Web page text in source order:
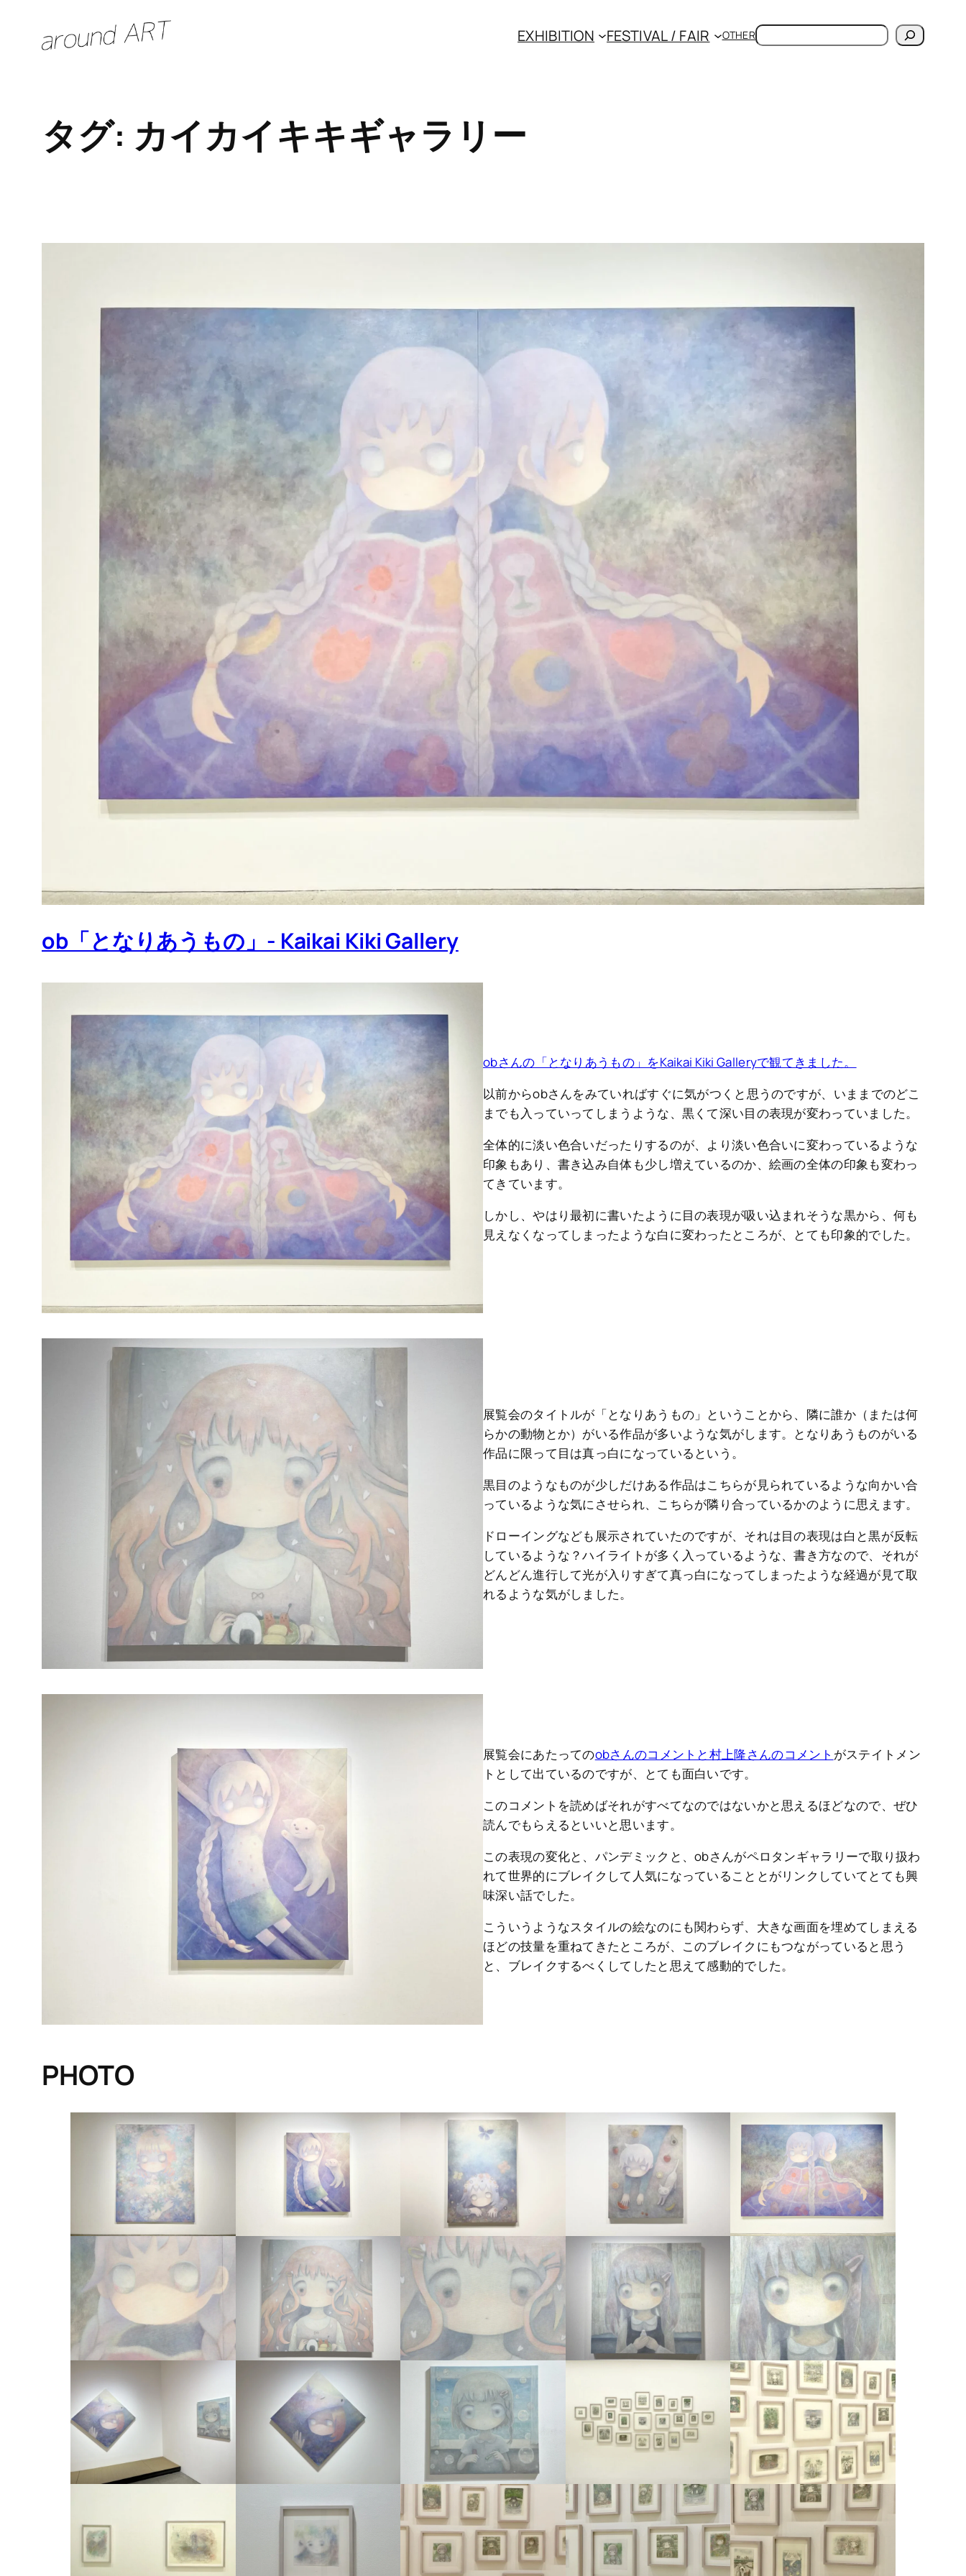
EXHIBITION FESTIVAL / FAIR OTHER検
タグ: カイカイキキギャラリー
ob「となりあうもの」- Kaikai Kiki Gallery
obさんの「となりあうもの」をKaikai Kiki Galleryで観てきました。
以前からobさんをみていればすぐに気がつくと思うのですが、いままでのどこ
までも入っていってしまうような、黒くて深い目の表現が変わっていました。
全体的に淡い色合いだったりするのが、より淡い色合いに変わっているような
印象もあり、書き込み自体も少し増えているのか、絵画の全体の印象も変わっ
てきています。
しかし、やはり最初に書いたように目の表現が吸い込まれそうな黒から、何も
見えなくなってしまったような白に変わったところが、とても印象的でした。
展覧会のタイトルが「となりあうもの」ということから、隣に誰か（または何
らかの動物とか）がいる作品が多いような気がします。となりあうものがいる
作品に限って目は真っ白になっているという。
黒目のようなものが少しだけある作品はこちらが見られているような向かい合
っているような気にさせられ、こちらが隣り合っているかのように思えます。
ドローイングなども展示されていたのですが、それは目の表現は白と黒が反転
しているような？ハイライトが多く入っているような、書き方なので、それが
どんどん進行して光が入りすぎて真っ白になってしまったような経過が見て取
れるような気がしました。
展覧会にあたってのobさんのコメントと村上隆さんのコメント がステイトメン
トとして出ているのですが、とても面白いです。
このコメントを読めばそれがすべてなのではないかと思えるほどなので、ぜひ
読んでもらえるといいと思います。
この表現の変化と、パンデミックと、obさんがペロタンギャラリーで取り扱わ
れて世界的にブレイクして人気になっていることとがリンクしていてとても興
味深い話でした。
こういうようなスタイルの絵なのにも関わらず、大きな画面を埋めてしまえる
ほどの技量を重ねてきたところが、このブレイクにもつながっていると思う
と、ブレイクするべくしてしたと思えて感動的でした。
PHOTO